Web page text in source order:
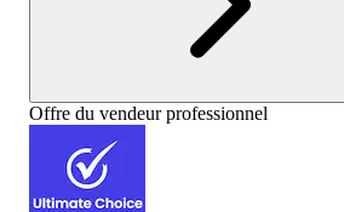
Offre du vendeur professionnel